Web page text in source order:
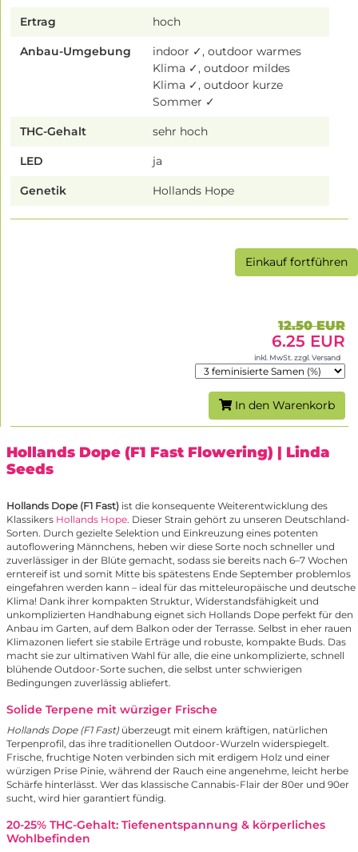
Ertrag hoch
Anbau-Umgebung
indoor ✓, outdoor warmes
Klima ✓, outdoor mildes
Klima ✓, outdoor kurze
Sommer ✓
THC-Gehalt sehr hoch
LED ja
Genetik Hollands Hope
Einkauf fortführen
12.50 EUR
6.25 EUR
inkl. MwSt. zzgl. Versand
In den Warenkorb
Hollands Dope (F1 Fast Flowering) | Linda
Seeds
Hollands Dope (F1 Fast) ist die konsequente Weiterentwicklung des
Klassikers Hollands Hope. Dieser Strain gehört zu unseren Deutschland-
Sorten. Durch gezielte Selektion und Einkreuzung eines potenten
autoflowering Männchens, heben wir diese Sorte noch schneller und
zuverlässiger in der Blüte gemacht, sodass sie bereits nach 6–7 Wochen
erntereif ist und somit Mitte bis spätestens Ende September problemlos
eingefahren werden kann – ideal für das mitteleuropäische und deutsche
Klima! Dank ihrer kompakten Struktur, Widerstandsfähigkeit und
unkomplizierten Handhabung eignet sich Hollands Dope perfekt für den
Anbau im Garten, auf dem Balkon oder der Terrasse. Selbst in eher rauen
Klimazonen liefert sie stabile Erträge und robuste, kompakte Buds. Das
macht sie zur ultimativen Wahl für alle, die eine unkomplizierte, schnell
blühende Outdoor-Sorte suchen, die selbst unter schwierigen
Bedingungen zuverlässig abliefert.
Solide Terpene mit würziger Frische
Hollands Dope (F1 Fast) überzeugt mit einem kräftigen, natürlichen
Terpenprofil, das ihre traditionellen Outdoor-Wurzeln widerspiegelt.
Frische, fruchtige Noten verbinden sich mit erdigem Holz und einer
würzigen Prise Pinie, während der Rauch eine angenehme, leicht herbe
Schärfe hinterlässt. Wer das klassische Cannabis-Flair der 80er und 90er
sucht, wird hier garantiert fündig.
20-25% THC-Gehalt: Tiefenentspannung & körperliches
Wohlbefinden